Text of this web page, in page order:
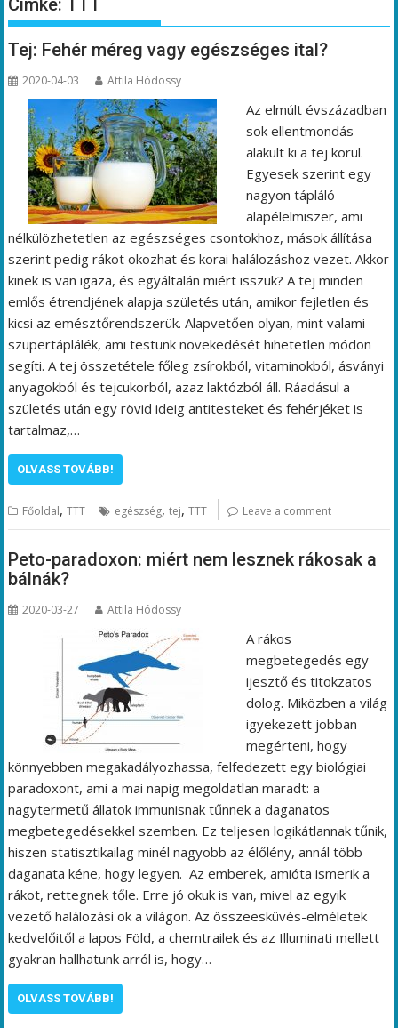
Címke:TTT
Tej: Fehér méreg vagy egészséges ital?
2020-04-03 Attila Hódossy
Az elmúlt évszázadban
sok ellentmondás
alakult ki a tej körül.
Egyesek szerint egy
nagyon tápláló
alapélelmiszer, ami
nélkülözhetetlen az egészséges csontokhoz, mások állítása
szerint pedig rákot okozhat és korai halálozáshoz vezet. Akkor
kinek is van igaza, és egyáltalán miért isszuk? A tej minden
emlős étrendjének alapja születés után, amikor fejletlen és
kicsi az emésztőrendszerük. Alapvetően olyan, mint valami
szupertáplálék, ami testünk növekedését hihetetlen módon
segíti. A tej összetétele főleg zsírokból, vitaminokból, ásványi
anyagokból és tejcukorból, azaz laktózból áll. Ráadásul a
születés után egy rövid ideig antitesteket és fehérjéket is
tartalmaz,…
OLVASS TOVÁBB!
Főoldal,TTT egészség,tej,TTT Leave a comment
Peto-paradoxon: miért nem lesznek rákosak a
bálnák?
2020-03-27 Attila Hódossy
A rákos
megbetegedés egy
ijesztő és titokzatos
dolog. Miközben a világ
igyekezett jobban
megérteni, hogy
könnyebben megakadályozhassa, felfedezett egy biológiai
paradoxont, ami a mai napig megoldatlan maradt: a
nagytermetű állatok immunisnak tűnnek a daganatos
megbetegedésekkel szemben. Ez teljesen logikátlannak tűnik,
hiszen statisztikailag minél nagyobb az élőlény, annál több
daganata kéne, hogy legyen. Az emberek, amióta ismerik a
rákot, rettegnek tőle. Erre jó okuk is van, mivel az egyik
vezető halálozási ok a világon. Az összeesküvés-elméletek
kedvelőitől a lapos Föld, a chemtrailek és az Illuminati mellett
gyakran hallhatunk arról is, hogy…
OLVASS TOVÁBB!